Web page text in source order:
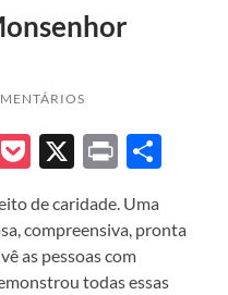
Pocket
X Print
de caridade. Uma
compreensiva, pronta
as pessoas com
todas essas